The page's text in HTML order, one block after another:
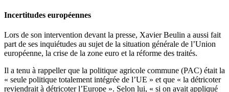
Incertitudes européennes
Lors de son intervention devant la presse, Xavier Beulin a aussi fait
part de ses inquiétudes au sujet de la situation générale de l’Union
européenne, la crise de la zone euro et la réforme des traités.
Il a tenu à rappeller que la politique agricole commune (PAC) était la
« seule politique totalement intégrée de l’UE » et que « la détricoter
reviendrait à détricoter l’Europe ». Selon lui, « si on avait appliqué